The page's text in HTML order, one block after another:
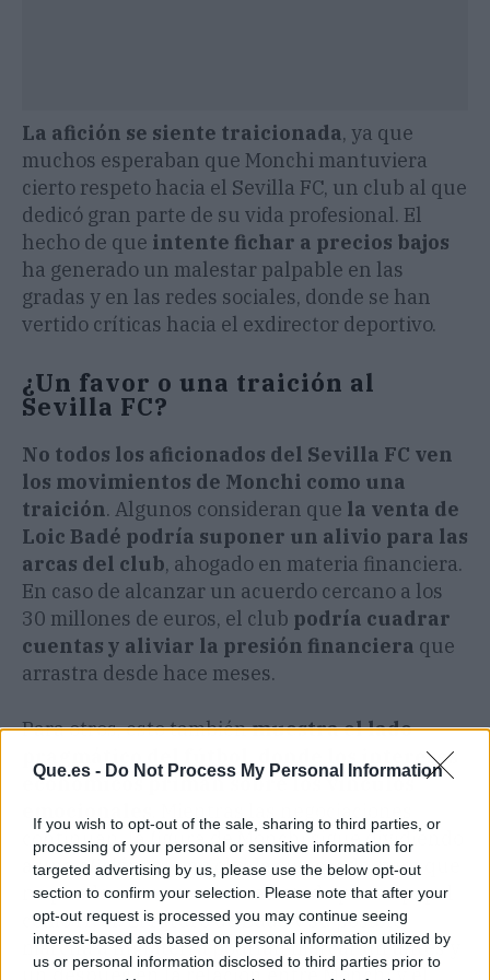
Que.es - Do Not Process My Personal Information
If you wish to opt-out of the sale, sharing to third parties, or
processing of your personal or sensitive information for
targeted advertising by us, please use the below opt-out
section to confirm your selection. Please note that after your
opt-out request is processed you may continue seeing
interest-based ads based on personal information utilized by
us or personal information disclosed to third parties prior to
La afición se siente traicionada, ya que
muchos esperaban que Monchi mantuviera
cierto respeto hacia el Sevilla FC, un club al que
dedicó gran parte de su vida profesional. El
hecho de que intente fichar a precios bajos
ha generado un malestar palpable en las
gradas y en las redes sociales, donde se han
vertido críticas hacia el exdirector deportivo.
¿Un favor o una traición al
Sevilla FC?
No todos los aficionados del Sevilla FC ven
los movimientos de Monchi como una
traición. Algunos consideran que la venta de
Loic Badé podría suponer un alivio para las
arcas del club, ahogado en materia financiera.
En caso de alcanzar un acuerdo cercano a los
30 millones de euros, el club podría cuadrar
cuentas y aliviar la presión financiera que
arrastra desde hace meses.
Para otros, esto tambiénmuestra el lado
pragmático del fútbol, donde los intereses
económicos priman sobre los vínculos
continúan, la figura de Monchi sigue dividiendo
a una afición que no olvida su pasado, pero que
no puede evitar sentirse afectada por su papel
como rival. El futuro de Badé y su posible
marcha a Inglaterra podrían marcar un antes y